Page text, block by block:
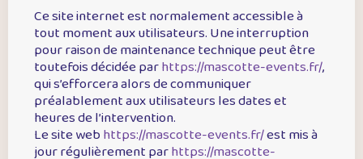
Ce site internet est normalement accessible à
tout moment aux utilisateurs. Une interruption
pour raison de maintenance technique peut être
toutefois décidée parhttps://mascotte-events.fr/,
qui s’efforcera alors de communiquer
préalablement aux utilisateurs les dates et
heures de l’intervention.
Le site webhttps://mascotte-events.fr/est mis à
jour régulièrement parhttps://mascotte-